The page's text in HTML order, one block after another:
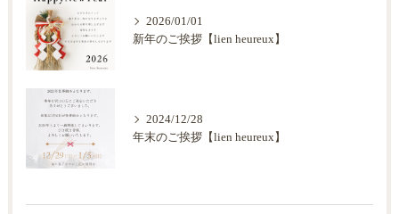
2026/01/01
新年のご挨拶【lien heureux】
2024/12/28
年末のご挨拶【lien heureux】